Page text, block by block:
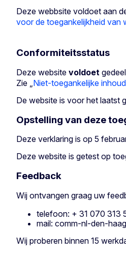
Deze webbsite voldoet aan
voor de toegankelijkheid van
Conformiteitsstatus
Deze website voldoet
Zie „ Niet-toegankelijke inhoud
De website is voor het laatst
Opstelling van deze
Deze verklaring is op 5
Deze website is getest op
Feedback
Wij ontvangen graag uw
telefoon: + 31 070 313
mail: comm-nl-den-haag
Wij proberen binnen 15